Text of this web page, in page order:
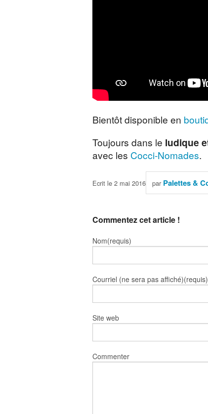
Bientôt disponible en
Toujours dans le ludique
avec les Cocci-Nomades.
Ecrit le 2 mai 2016 par Palettes &
Commentez cet article !
Nom(requis)
Courriel (ne sera pas affiché)(requis)
Site web
Commenter